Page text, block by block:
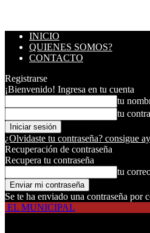
INICIO
QUIENES SOMOS?
CONTACTO
Registrarse
¡Bienvenido! Ingresa en tu cuenta
tu
tu
¿Olvidaste tu contraseña? consigue
Recuperación de contraseña
Recupera tu contraseña
tu
Se te ha enviado una contraseña por
EL MUNICIPAL